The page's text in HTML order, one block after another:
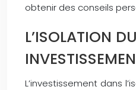
obtenir des conseils
L’ISOLATION
L’investissement dans